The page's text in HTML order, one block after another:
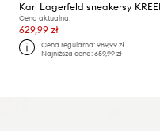
Karl Lagerfeld sneakersy
Cena aktualna:
629,99 zł
Cena regularna:989,99 zł
Najniższa cena:659,99 zł